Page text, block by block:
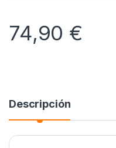
74,90 €
Descripción